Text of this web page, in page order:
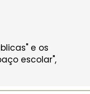
e os
escolar",